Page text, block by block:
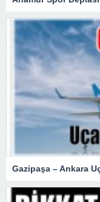
Gazipaşa – Ankara